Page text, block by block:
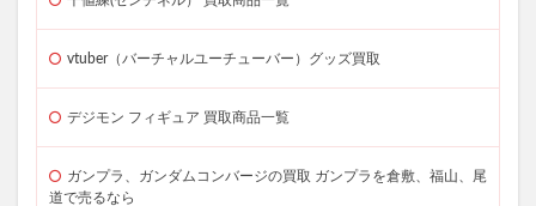
vtuber（バーチャルユーチューバー）グッズ買取
デジモン フィギュア 買取商品一覧
ガンプラ、ガンダムコンバージの買取 ガンプラを倉敷、福山、尾
道で売るなら